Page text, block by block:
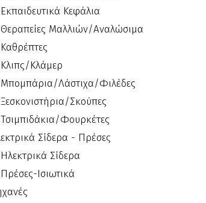
Εκπαιδευτικά Κεφάλια
Θεραπείες Μαλλιών/Αναλώσιμα
Καθρέπτες
Κλιπς/Κλάμερ
Μπομπάρια/Λάστιχα/Φιλέδες
Ξεσκονιστήρια/Σκούπες
Τσιμπιδάκια/Φουρκέτες
Σίδερα - Πρέσες
Ηλεκτρικά Σίδερα
Πρέσες-Ισιωτικά